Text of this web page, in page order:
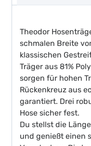
Theodor
schmalen Breite
klassischen
Träger aus 81%
sorgen für hohen
Rückenkreuz aus
garantiert. Drei
Hose sicher fest.
Du stellst die
und genießt einen